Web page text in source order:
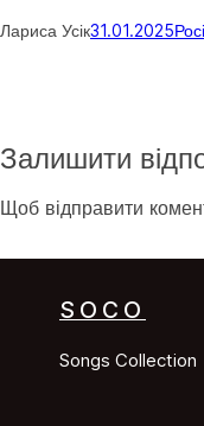
Лариса Усік31.01.2025
Залишити
Щоб відправити
SOCO
Songs Collection